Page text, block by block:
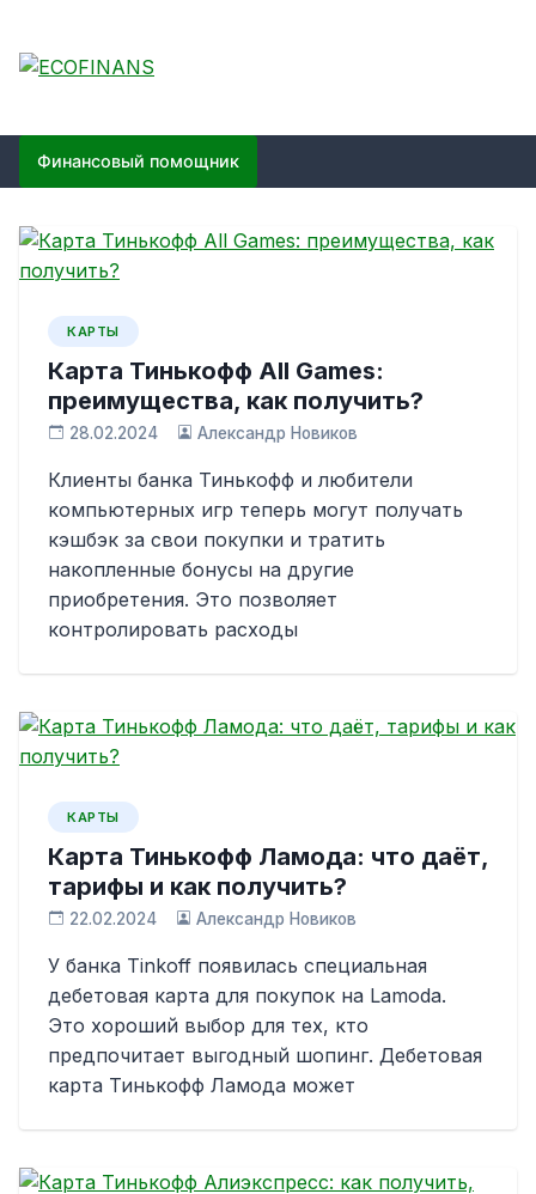
content
ECOFINANS
Финансовый помощник
КАРТЫ
Карта Тинькофф All Games:
преимущества, как получить?
28.02.2024 Александр Новиков
Клиенты банка Тинькофф и любители
компьютерных игр теперь могут получать
кэшбэк за свои покупки и тратить
накопленные бонусы на другие
приобретения. Это позволяет
контролировать расходы
КАРТЫ
Карта Тинькофф Ламода: что даёт,
тарифы и как получить?
22.02.2024 Александр Новиков
У банка Tinkoff появилась специальная
дебетовая карта для покупок на Lamoda.
Это хороший выбор для тех, кто
предпочитает выгодный шопинг. Дебетовая
карта Тинькофф Ламода может